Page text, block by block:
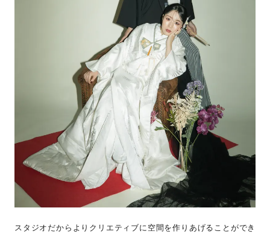
スタジオだからよりクリエティブに空間を作りあげることができ